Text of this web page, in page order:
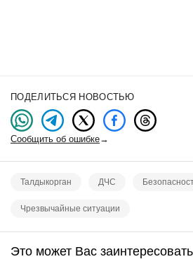
ПОДЕЛИТЬСЯ НОВОСТЬЮ
Сообщить об ошибке→
Талдыкорган ДЧС
Чрезвычайные ситуации
Это может Вас заинтересовать